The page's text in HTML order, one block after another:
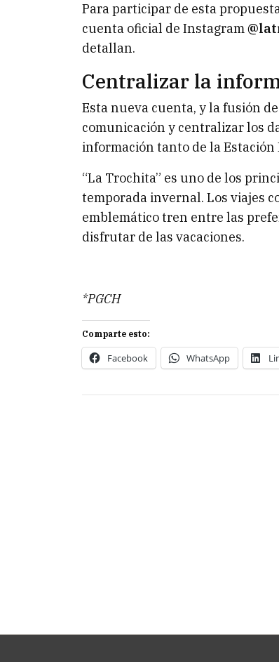
Para participar de esta
cuenta oficial de Instagram
detallan.
Centralizar la
Esta nueva cuenta, y la fusión
comunicación y centralizar los
información tanto de la Estación
“La Trochita” es uno de los
temporada invernal. Los viajes
emblemático tren entre las
disfrutar de las vacaciones.
*PGCH
Comparte esto:
Facebook WhatsApp